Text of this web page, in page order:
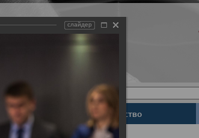
Законодательство
слайдер